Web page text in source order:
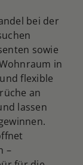
bei der
sowie
in
flexible
an
lassen
–